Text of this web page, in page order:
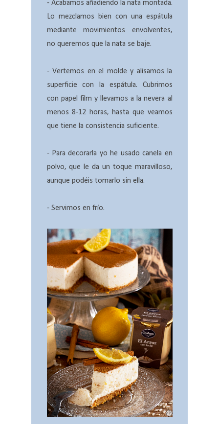
- Acabamos añadiendo la nata montada.
Lo mezclamos bien con una espátula
mediante movimientos envolventes,
no queremos que la nata se baje.
- Vertemos en el molde y alisamos la
superficie con la espátula. Cubrimos
con papel film y llevamos a la nevera al
menos 8-12 horas, hasta que veamos
que tiene la consistencia suficiente.
- Para decorarla yo he usado canela en
polvo, que le da un toque maravilloso,
aunque podéis tomarlo sin ella.
- Servimos en frío.